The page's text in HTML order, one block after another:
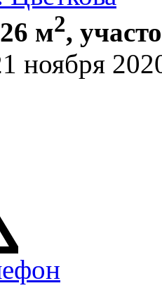
м2,
ноября